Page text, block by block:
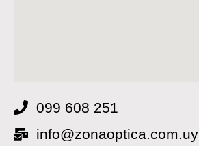
099 608 251
info@zonaoptica.com.uy